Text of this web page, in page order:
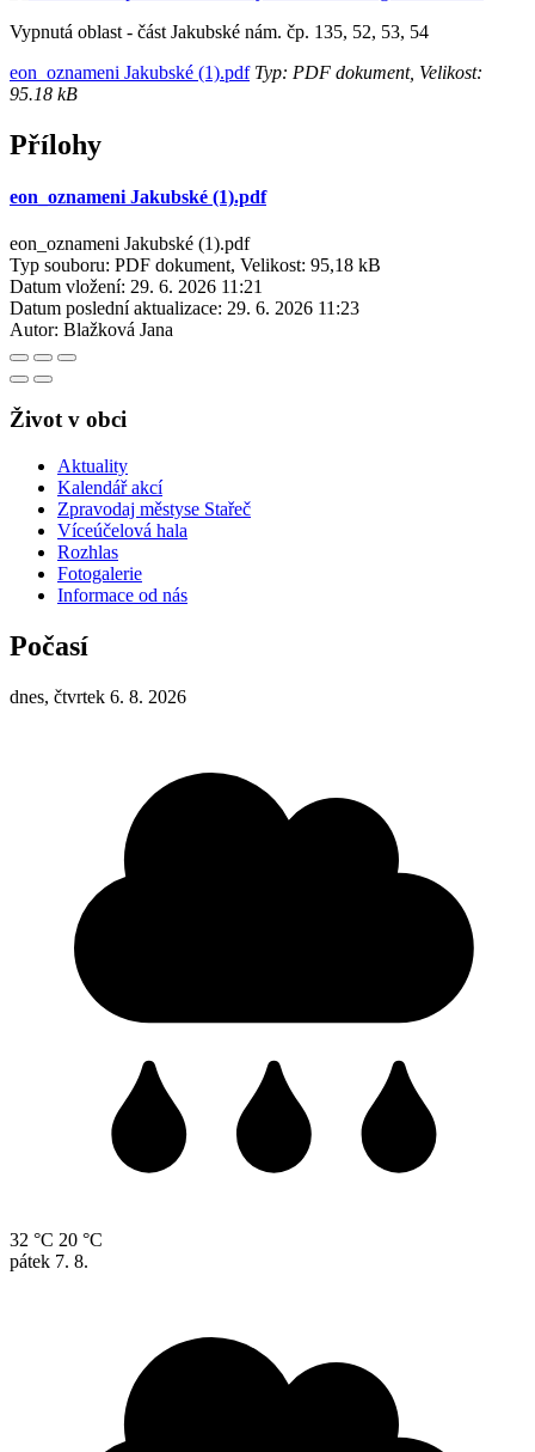
Vypnutá oblast - část Jakubské nám. čp. 135, 52, 53, 54
eon_oznameni Jakubské (1).pdfTyp: PDF dokument, Velikost:
95.18 kB
Přílohy
eon_oznameni Jakubské (1).pdf
eon_oznameni Jakubské (1).pdf
Typ souboru: PDF dokument, Velikost: 95,18 kB
Datum vložení: 29. 6. 2026 11:21
Datum poslední aktualizace: 29. 6. 2026 11:23
Autor: Blažková Jana
Život v obci
Aktuality
Kalendář akcí
Zpravodaj městyse Stařeč
Víceúčelová hala
Rozhlas
Fotogalerie
Informace od nás
Počasí
dnes, čtvrtek 6. 8. 2026
32 °C 20 °C
pátek 7. 8.